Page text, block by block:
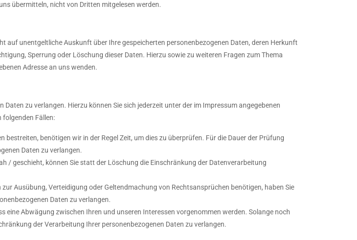
übermitteln, nicht von Dritten mitgelesen werden.
auf unentgeltliche Auskunft über Ihre gespeicherten personenbezogenen Daten, deren Herkunft
Sperrung oder Löschung dieser Daten. Hierzu sowie zu weiteren Fragen zum Thema
Adresse an uns wenden.
zu verlangen. Hierzu können Sie sich jederzeit unter der im Impressum angegebenen
folgenden Fällen:
benötigen wir in der Regel Zeit, um dies zu überprüfen. Für die Dauer der Prüfung
Daten zu verlangen.
/ geschieht, können Sie statt der Löschung die Einschränkung der Datenverarbeitung
Ausübung, Verteidigung oder Geltendmachung von Rechtsansprüchen benötigen, haben Sie
Daten zu verlangen.
eine Abwägung zwischen Ihren und unseren Interessen vorgenommen werden. Solange noch
der Verarbeitung Ihrer personenbezogenen Daten zu verlangen.